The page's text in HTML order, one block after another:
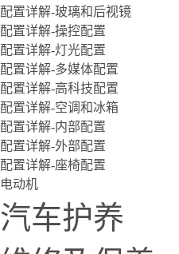
配置详解-玻璃和后视镜
配置详解-操控配置
配置详解-灯光配置
配置详解-多媒体配置
配置详解-高科技配置
配置详解-空调和冰箱
配置详解-内部配置
配置详解-外部配置
配置详解-座椅配置
电动机
汽车护养